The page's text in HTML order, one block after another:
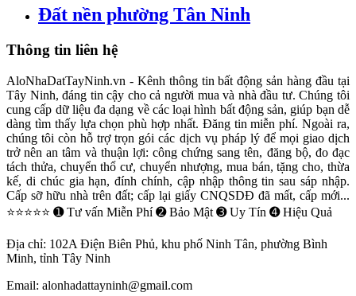
Đất nền phường Tân Ninh
Thông tin liên hệ
AloNhaDatTayNinh.vn - Kênh thông tin bất động sản hàng đầu tại
Tây Ninh, đáng tin cậy cho cả người mua và nhà đầu tư. Chúng tôi
cung cấp dữ liệu đa dạng về các loại hình bất động sản, giúp bạn dễ
dàng tìm thấy lựa chọn phù hợp nhất. Đăng tin miễn phí. Ngoài ra,
chúng tôi còn hỗ trợ trọn gói các dịch vụ pháp lý để mọi giao dịch
trở nên an tâm và thuận lợi: công chứng sang tên, đăng bộ, đo đạc
tách thửa, chuyển thổ cư, chuyển nhượng, mua bán, tặng cho, thừa
kế, di chúc gia hạn, đính chính, cập nhập thông tin sau sáp nhập.
Cấp sỡ hữu nhà trên đất; cấp lại giấy CNQSDĐ đã mất, cấp mới...
⭐⭐⭐⭐⭐ ➊ Tư vấn Miễn Phí ➋ Bảo Mật ➌ Uy Tín ➍ Hiệu Quả
Địa chỉ: 102A Điện Biên Phủ, khu phố Ninh Tân, phường Bình
Minh, tỉnh Tây Ninh
Email: alonhadattayninh@gmail.com